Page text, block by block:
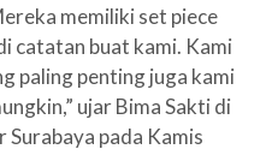
memiliki set piece
catatan buat kami. Kami
paling penting juga kami
ujar Bima Sakti di
pada Kamis